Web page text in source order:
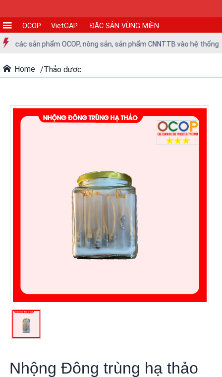
CƠ
SẢN
XUẤT
BẢN
MUA
CHÍNH
OCOP VietGAP ĐẶC SẢN VÙNG MIỀN
các sản phẩm OCOP, nông sản, sản phẩm CNNTTB vào hệ thống
Home Thảo dược
Nhộng Đông trùng hạ thảo